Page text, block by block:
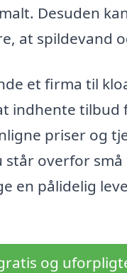
Desuden
at spildevand
et firma til
indhente tilbud
priser og
står overfor
en pålidelig
og